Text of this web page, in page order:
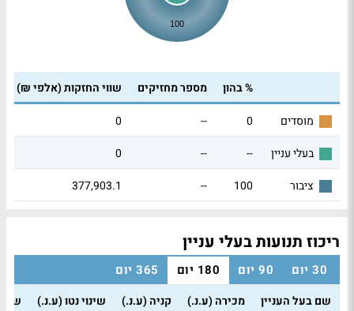
100
% בהון מספר מחזיקים שווי החזקות (אלפי ₪)
מוסדים 0
--
0
בעלי עניין
--
--
0
ציבור
100
--
377,903.1
ריכוז תנועות בעלי עניין
30 יום 90 יום 180 יום 365 יום
שם בעל העניין מכירה (ע.נ.) קניה (ע.נ.) שינוי נטו (ע.נ.)